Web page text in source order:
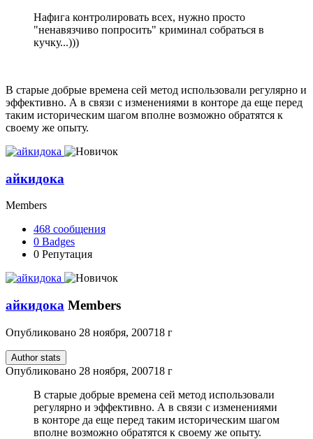
Нафига контролировать всех, нужно просто
"ненавязчиво попросить" криминал собраться в
кучку...)))
В старые добрые времена сей метод использовали регулярно и
эффективно. А в связи с изменениями в конторе да еще перед
таким историческим шагом вполне возможно обратятся к
своему же опыту.
айкидока
Members
468 сообщения
0 Badges
0 Репутация
айкидока Members
Опубликовано 28 ноября, 200718 г
Author stats
Опубликовано 28 ноября, 200718 г
В старые добрые времена сей метод использовали
регулярно и эффективно. А в связи с изменениями
в конторе да еще перед таким историческим шагом
вполне возможно обратятся к своему же опыту.